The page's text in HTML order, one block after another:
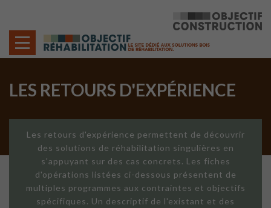
LES RETOURS D'EXPÉRIENCE
Les retours d'expérience permettent de découvrir
des solutions de réhabilitation singulières en
s'appuyant sur des cas concrets. Les fiches
d'opérations listées ci-dessous présentent de
multiples programmes aux contraintes et objectifs
spécifiques. Un descriptif de l'existant et des